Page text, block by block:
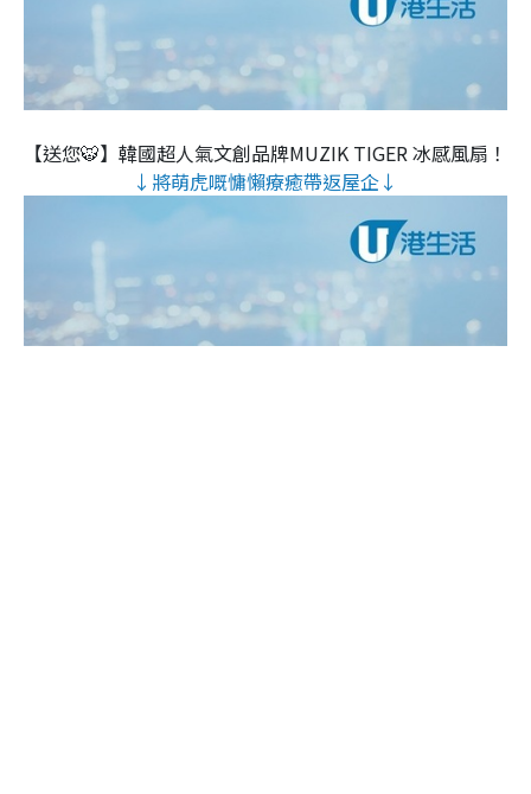
【送您🐯】韓國超人氣文創品牌MUZIK TIGER 冰感風扇！
↓將萌虎嘅慵懶療癒帶返屋企↓